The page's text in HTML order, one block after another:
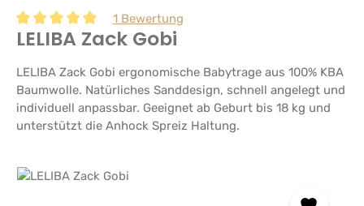
Durchschnittliche Bewertung von 5 von 5 Sternen
1 Bewertung
LELIBA Zack Gobi
LELIBA Zack Gobi ergonomische Babytrage aus 100% KBA
Baumwolle. Natürliches Sanddesign, schnell angelegt und
individuell anpassbar. Geeignet ab Geburt bis 18 kg und
unterstützt die Anhock Spreiz Haltung.
Bildergalerie überspringen